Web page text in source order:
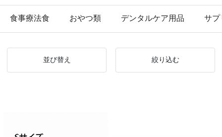
食事療法食 おやつ類 デンタルケア用品 サプ
並び替え 絞り込む